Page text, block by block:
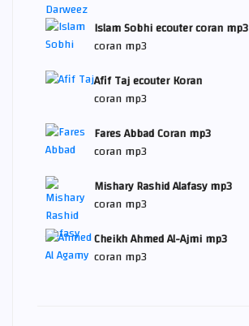
Islam Sobhi ecouter coran mp3
coran mp3
Afif Taj ecouter Koran
coran mp3
Fares Abbad Coran mp3
coran mp3
Mishary Rashid Alafasy mp3
coran mp3
Cheikh Ahmed Al-Ajmi mp3
coran mp3